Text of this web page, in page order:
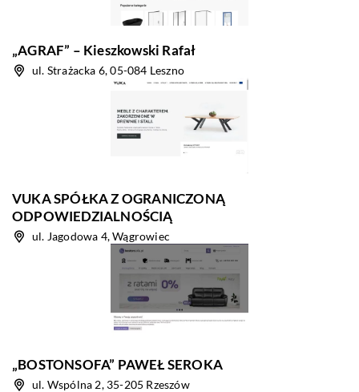
„AGRAF” – Kieszkowski Rafał
ul. Strażacka 6, 05-084 Leszno
VUKA SPÓŁKA Z OGRANICZONĄ
ODPOWIEDZIALNOŚCIĄ
ul. Jagodowa 4, Wągrowiec
„BOSTONSOFA” PAWEŁ SEROKA
ul. Wspólna 2, 35-205 Rzeszów